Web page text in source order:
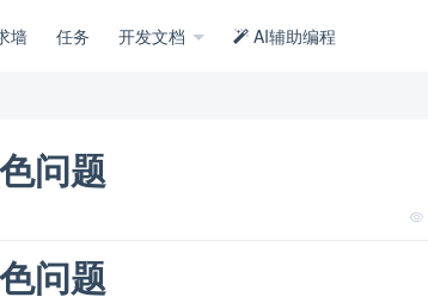
墙 任务 开发文档 AI辅助编程
问题
问题